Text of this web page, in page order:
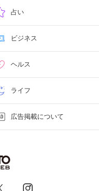
占い
ビジネス
ヘルス
ライフ
広告掲載について